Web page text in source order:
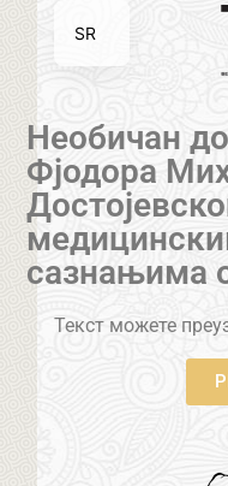
Необичан
Фјодора
сазнањима
Текст можете
SR
EN